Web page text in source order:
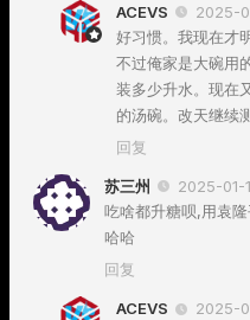
ACEVS
2025-
好习惯。我现在才
不过俺家是大碗用
装多少升水。现在
的汤碗。改天继续
回复
苏三州
2025-01-
吃啥都升糖呗,用袁
哈哈
回复
ACEVS
2025-